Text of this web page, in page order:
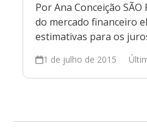
Por Ana Conceição
do mercado financeiro
estimativas para os
1 de julho de 2015